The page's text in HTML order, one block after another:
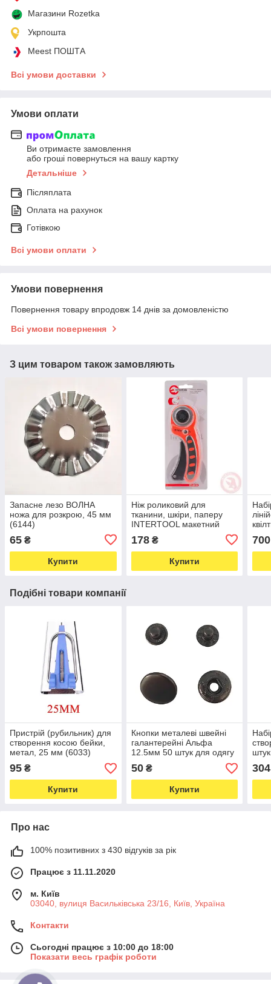
Магазини Rozetka
Укрпошта
Meest ПОШТА
Всі умови доставки
Умови оплати
Ви отримаєте замовлення
або гроші повернуться на вашу картку
Детальніше
Післяплата
Оплата на рахунок
Готівкою
Всі умови оплати
Умови повернення
Повернення товару впродовж 14 днів за домовленістю
Всі умови повернення
З цим товаром також замовляють
Запасне лезо ВОЛНА
ножа для розкрою, 45 мм
(6144)
65 ₴
Купити
Ніж роликовий для
тканини, шкіри, паперу
INTERTOOL макетний
діаметр леза 45 мм (5849)
178₴
Купити
700
Подібні товари компанії
Пристрій (рубильник) для
створення косою бейки,
метал, 25 мм (6033)
95 ₴
Купити
Кнопки металеві швейні
галантерейні Альфа
12.5мм 50 штук для одягу
та інших виробів колір
оксид (6624)
50₴
Купити
мм
304
Про нас
100% позитивних з 430 відгуків за рік
Працює з 11.11.2020
м. Київ
03040, вулиця Васильківська 23/16, Київ, Україна
Контакти
Сьогодні працює з 10:00 до 18:00
Показати весь графік роботи